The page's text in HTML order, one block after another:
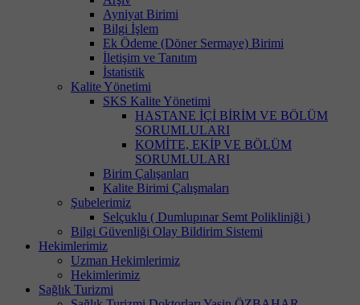
Ayniyat Birimi
Bilgi İşlem
Ek Ödeme (Döner Sermaye) Birimi
İletişim ve Tanıtım
İstatistik
Kalite Yönetimi
SKS Kalite Yönetimi
HASTANE İÇİ BİRİM VE BÖLÜM
SORUMLULARI
KOMİTE, EKİP VE BÖLÜM
SORUMLULARI
Birim Çalışanları
Kalite Birimi Çalışmaları
Şubelerimiz
Selçuklu ( Dumlupınar Semt Polikliniği )
Bilgi Güvenliği Olay Bildirim Sistemi
Hekimlerimiz
Uzman Hekimlerimiz
Hekimlerimiz
Sağlık Turizmi